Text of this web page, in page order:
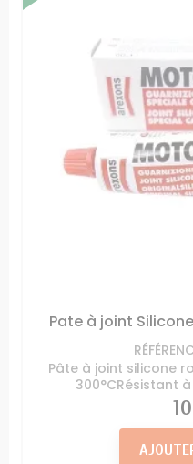
Pate à joint
Pâte à joint silicone
300°CRésistant
Prix